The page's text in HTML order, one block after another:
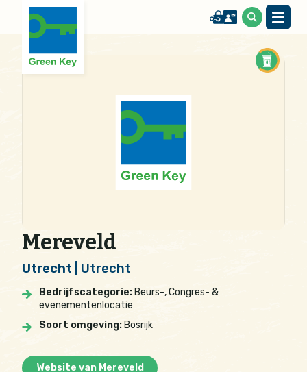
Mereveld
Utrecht | Utrecht
Bedrijfscategorie: Beurs-, Congres- &
evenementenlocatie
Soort omgeving: Bosrijk
Website van Mereveld